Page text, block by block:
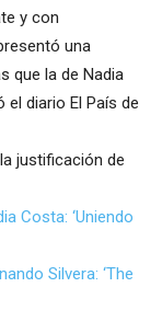
y con
una
que la de Nadia
el diario El País de
justificación de
Costa: ‘Uniendo
Silvera: ‘The